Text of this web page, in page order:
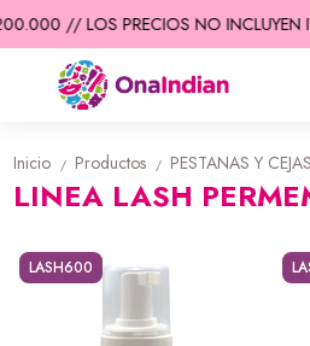
// LOS PRECIOS NO INCLUYEN
Inicio / Productos / PESTANAS Y CEJAS
LINEA LASH
LASH600